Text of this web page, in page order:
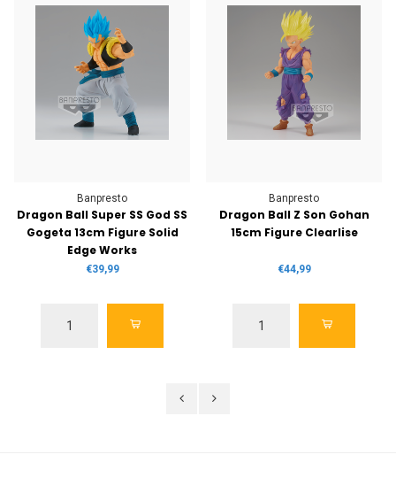
Banpresto
Dragon Ball Super SS God SS
Gogeta 13cm Figure Solid
Edge Works
€39,99
Banpresto
Dragon Ball Z Son Gohan
15cm Figure Clearlise
€44,99